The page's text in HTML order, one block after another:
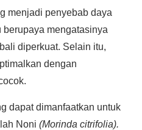
menjadi penyebab daya
berupaya mengatasinya
diperkuat. Selain itu,
dengan
dapat dimanfaatkan untuk
Noni (Morinda citrifolia).